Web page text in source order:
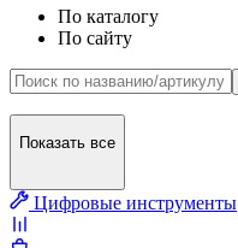
По каталогу
По сайту
Показать все
Цифровые инструменты